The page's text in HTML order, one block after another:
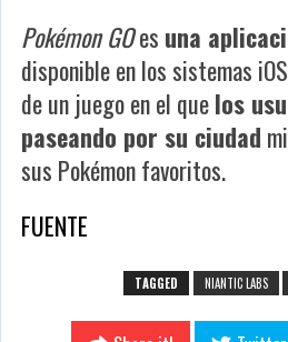
Pokémon GOes una
disponible en los sistemas
de un juego en el quelos
paseando por su ciudad
sus Pokémon favoritos.
FUENTE
TAGGED NIANTIC LABS